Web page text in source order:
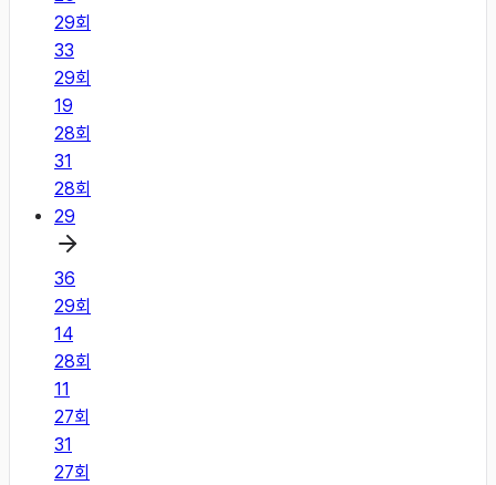
29회
33
29회
19
28회
31
28회
29
36
29회
14
28회
11
27회
31
27회